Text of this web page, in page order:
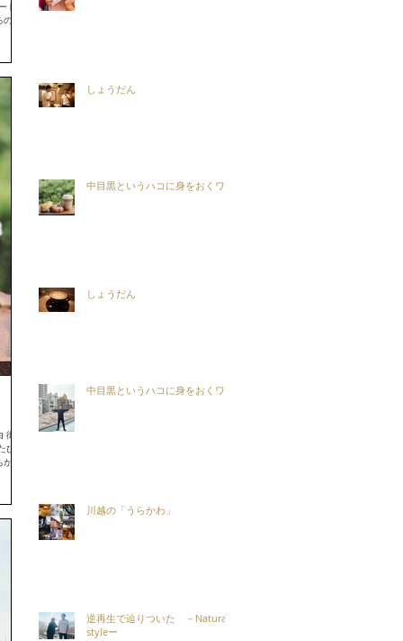
ドを
段ボ
全
外
こ
しょうだん
中目黒というハコに身をおくワケ
しょうだん
中目黒というハコに身をおくワケ
川越の「うらかわ」
逆再生で辿りついた －Natural
styleー